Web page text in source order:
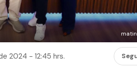
2024 - 12:45 hrs.